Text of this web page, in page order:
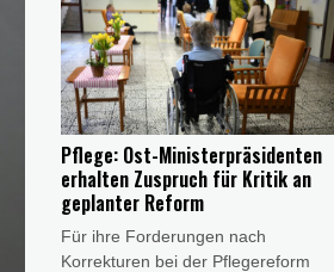
Vorsitzende des Hausärztinnen- und
Hausärzteverbands, Nicola
Buhlinger-Göpfarth, der
"Rheinischen Post"
(Freitagsausgabe). Sie äußerte sich
anlässlich der Bekanntgabe neuer
Daten des Robert-Koch-Instituts
(RKI), wonach in diesem Jahr in
Deutschland bereits fast 12.000
Hitzetote zu verzeichnen sind.
Pflege: Ost-Ministerpräsidenten
erhalten Zuspruch für Kritik an
geplanter Reform
Für ihre Forderungen nach
Korrekturen bei der Pflegereform